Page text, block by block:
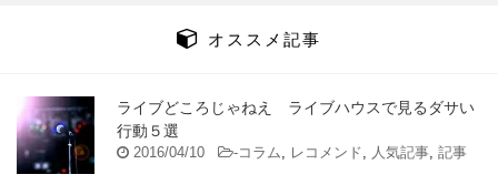
オススメ記事
ライブどころじゃねえ ライブハウスで見るダサい
行動５選
2016/04/10 -コラム, レコメンド, 人気記事, 記事